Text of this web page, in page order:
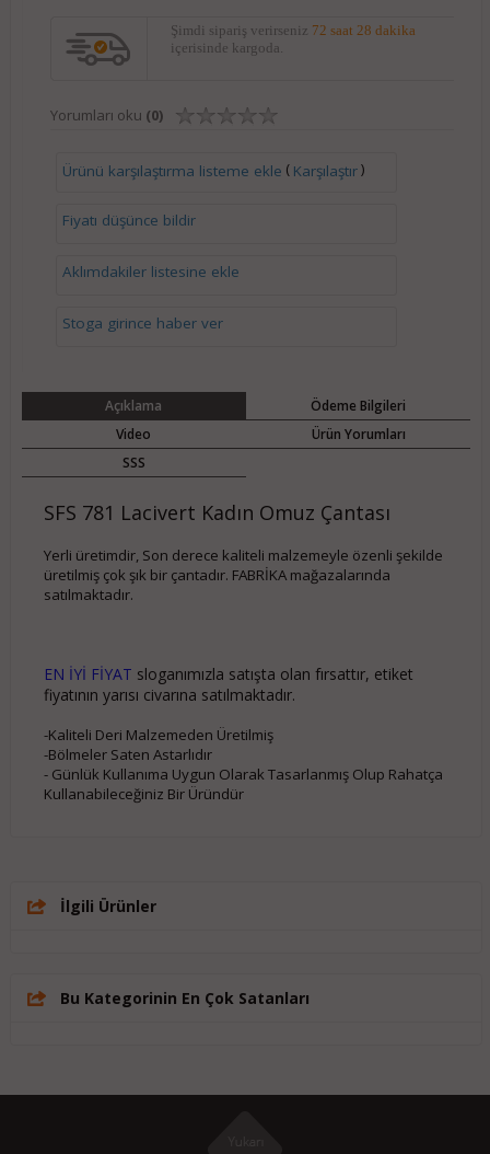
Şimdi sipariş verirseniz 72 saat 28 dakika
içerisinde kargoda.
Yorumları oku (0)
Ürünü karşılaştırma listeme ekle ( Karşılaştır)
Fiyatı düşünce bildir
Aklımdakiler listesine ekle
Stoga girince haber ver
Açıklama
Ödeme Bilgileri
Video
Ürün Yorumları
SSS
SFS 781 Lacivert Kadın Omuz Çantası
Yerli üretimdir, Son derece kaliteli malzemeyle özenli şekilde
üretilmiş çok şık bir çantadır. FABRİKA mağazalarında
satılmaktadır.
EN İYİ FİYAT sloganımızla satışta olan fırsattır, etiket
fiyatının yarısı civarına satılmaktadır.
-Kaliteli Deri Malzemeden Üretilmiş
-Bölmeler Saten Astarlıdır
- Günlük Kullanıma Uygun Olarak Tasarlanmış Olup Rahatça
Kullanabileceğiniz Bir Üründür
İlgili Ürünler
Bu Kategorinin En Çok Satanları